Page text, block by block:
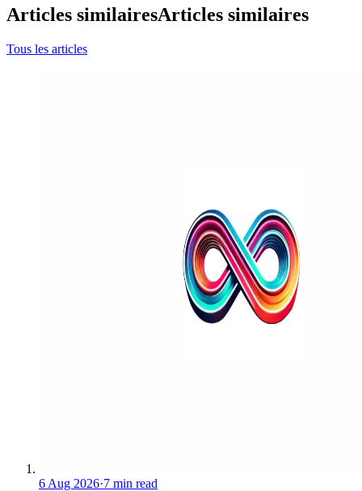
Articles similairesArticles similaires
Tous les articles
6 Aug 2026·7 min read